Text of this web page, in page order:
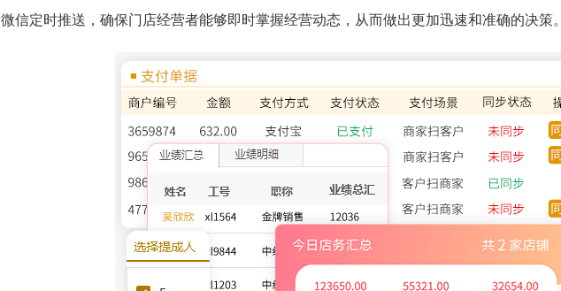
微信定时推送，确保门店经营者能够即时掌握经营动态，从而做出更加迅速和准确的决策。